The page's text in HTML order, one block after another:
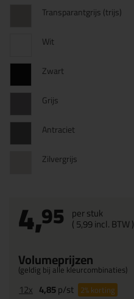
Transparantgrijs (trijs)
Wit
Zwart
Grijs
Antraciet
Zilvergrijs
4,95 per stuk
(5,99incl. BTW )
Volumeprijzen
(geldig bij alle kleurcombinaties)
12x 4,85p/st 2%korting